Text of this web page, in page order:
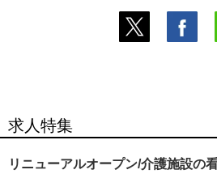
求人特集
リニューアルオープン/介護施設の